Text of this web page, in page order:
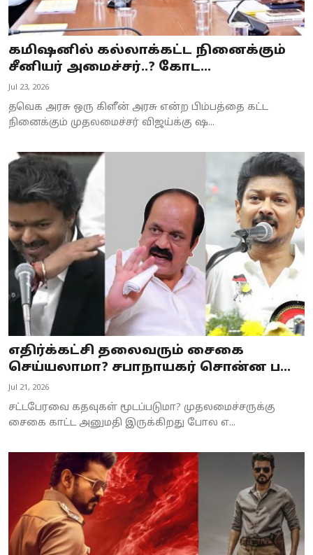
கமிஷனில் கல்லாக்கட்ட நினைக்கும்
சீனியர் அமைச்சர்..? கோட...
Jul 23, 2026
தவெக அரசு ஒரு கிளீன் அரசு என்ற பிம்பத்தை கட்ட
நினைக்கும் முதலமைச்சர் விஜய்க்கு ஷ...
எதிர்க்கட்சி தலைவரும் சைகை
செய்யலாமா? சபாநாயகர் சொன்ன ப...
Jul 21, 2026
சட்டபேரவை கதவுகள் மூடப்படுமா? முதலமைச்சருக்கு
சைகை காட்ட அனுமதி இருக்கிறது போல எ...